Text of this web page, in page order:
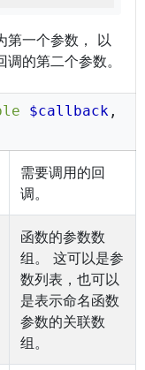
第一个参数， 以
的第二个参数。
$callback ,
需要调用的回
调。
函数的参数数
组。 这可以是参
数列表，也可以
是表示命名函数
参数的关联数
组。